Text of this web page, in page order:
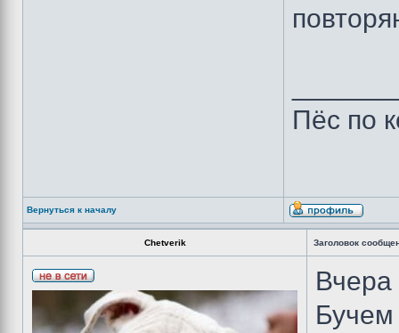
Пёс по
Вернуться к началу
Chetverik Заголовок
Вчера
Бучем